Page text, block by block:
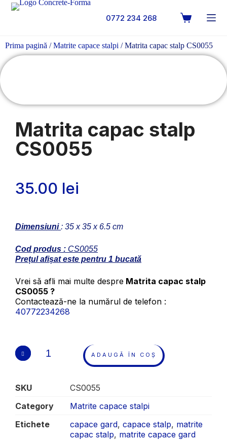
0772 234 268
Prima pagină /Matrite capace stalpi / Matrita capac stalp CS0055
Matrita capac stalp
CS0055
35.00 lei
Dimensiuni : 35 x 35 x 6.5 cm
Cod produs : CS0055
Prețul afișat este pentru 1 bucată
Vrei să afli mai multe despre Matrita capac stalp
CS0055 ?
Contactează-ne la numărul de telefon :
40772234268
ADAUGĂ ÎN COȘ
SKU
CS0055
Category
Matrite capace stalpi
Etichete
capace gard, capace stalp, matrite
capac stalp, matrite capace gard